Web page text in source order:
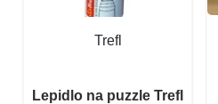
Trefl
Lepidlo na puzzle Trefl